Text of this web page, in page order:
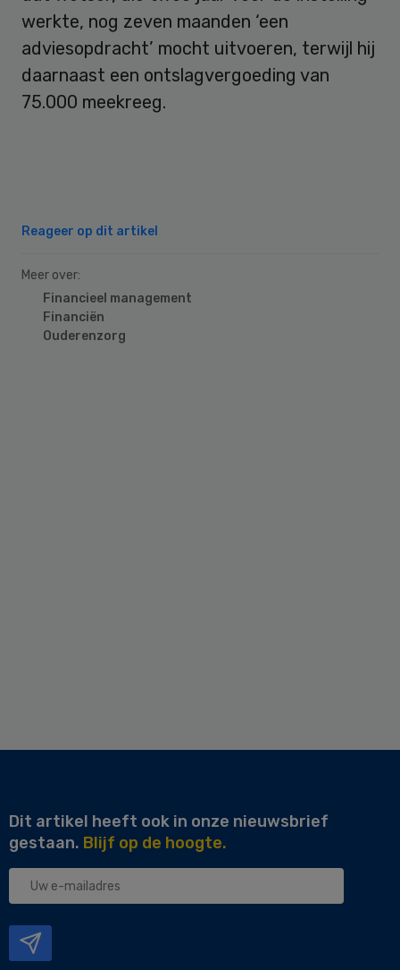
werkte, nog zeven maanden ‘een
adviesopdracht’ mocht uitvoeren, terwijl hij
daarnaast een ontslagvergoeding van
75.000 meekreeg.
Reageer op dit artikel
Meer over:
Financieel management
Financiën
Ouderenzorg
Dit artikel heeft ook in onze nieuwsbrief
gestaan. Blijf op de hoogte.
Uw